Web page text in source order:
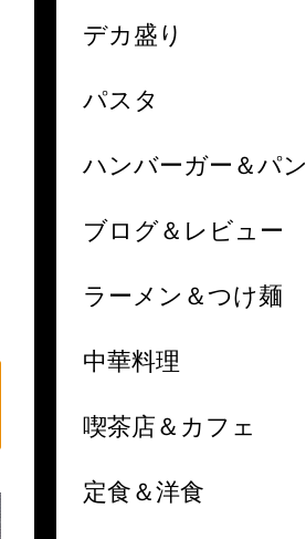
デカ盛り
パスタ
ハンバーガー＆パン
ブログ＆レビュー
ラーメン＆つけ麺
中華料理
喫茶店＆カフェ
定食＆洋食